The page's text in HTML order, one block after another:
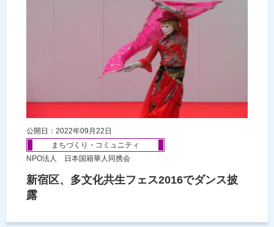
公開日：2022年09月22日
まちづくり・コミュニティ
NPO法人 日本国籍華人同携会
新宿区、多文化共生フェス2016でダンス披
露